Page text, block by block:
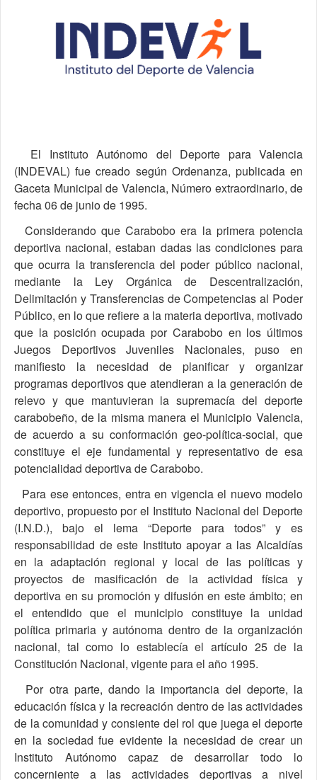
El Instituto Autónomo del Deporte para Valencia
(INDEVAL) fue creado según Ordenanza, publicada en
Gaceta Municipal de Valencia, Número extraordinario, de
fecha 06 de junio de 1995.
Considerando que Carabobo era la primera potencia
deportiva nacional, estaban dadas las condiciones para
que ocurra la transferencia del poder público nacional,
mediante la Ley Orgánica de Descentralización,
Delimitación y Transferencias de Competencias al Poder
Público, en lo que refiere a la materia deportiva, motivado
que la posición ocupada por Carabobo en los últimos
Juegos Deportivos Juveniles Nacionales, puso en
manifiesto la necesidad de planificar y organizar
programas deportivos que atendieran a la generación de
relevo y que mantuvieran la supremacía del deporte
carabobeño, de la misma manera el Municipio Valencia,
de acuerdo a su conformación geo-política-social, que
constituye el eje fundamental y representativo de esa
potencialidad deportiva de Carabobo.
Para ese entonces, entra en vigencia el nuevo modelo
deportivo, propuesto por el Instituto Nacional del Deporte
(I.N.D.), bajo el lema “Deporte para todos” y es
responsabilidad de este Instituto apoyar a las Alcaldías
en la adaptación regional y local de las políticas y
proyectos de masificación de la actividad física y
deportiva en su promoción y difusión en este ámbito; en
el entendido que el municipio constituye la unidad
política primaria y autónoma dentro de la organización
nacional, tal como lo establecía el artículo 25 de la
Constitución Nacional, vigente para el año 1995.
Por otra parte, dando la importancia del deporte, la
educación física y la recreación dentro de las actividades
de la comunidad y consiente del rol que juega el deporte
en la sociedad fue evidente la necesidad de crear un
Instituto Autónomo capaz de desarrollar todo lo
concerniente a las actividades deportivas a nivel